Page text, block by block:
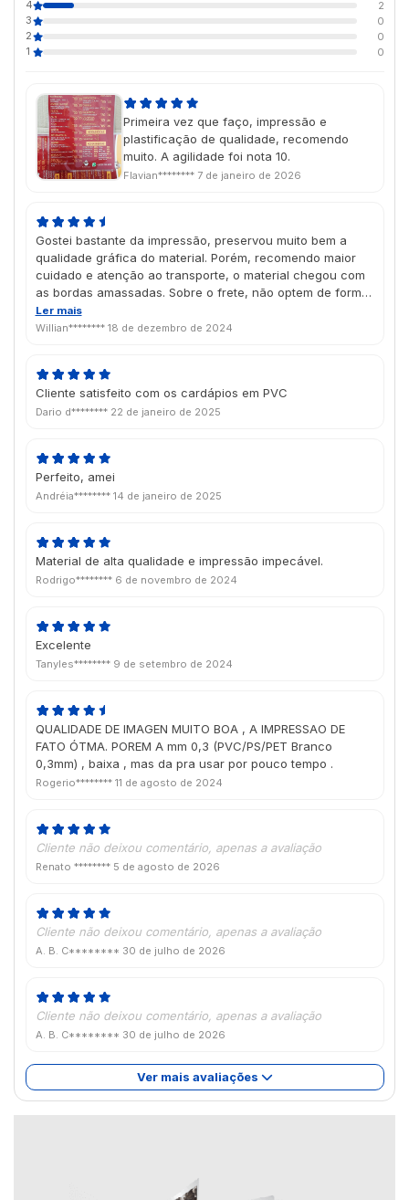
4
2
3
0
2
0
1
0
Primeira vez que faço, impressão e
plastificação de qualidade, recomendo
muito. A agilidade foi nota 10.
Flavian******** 7 de janeiro de 2026
Gostei bastante da impressão, preservou muito bem a
qualidade gráfica do material. Porém, recomendo maior
cuidado e atenção ao transporte, o material chegou com
as bordas amassadas. Sobre o frete, não optem de forma
alguma pela Jadlog, são PÉSSIMOS! Não cumprem o prazo
de envio, não atendem a nenhuma chamada e muito
Ler mais
Willian******** 18 de dezembro de 2024
Cliente satisfeito com os cardápios em PVC
Dario d******** 22 de janeiro de 2025
Perfeito, amei
Andréia******** 14 de janeiro de 2025
Material de alta qualidade e impressão impecável.
Rodrigo******** 6 de novembro de 2024
Excelente
Tanyles******** 9 de setembro de 2024
QUALIDADE DE IMAGEN MUITO BOA , A IMPRESSAO DE
FATO ÓTMA. POREM A mm 0,3 (PVC/PS/PET Branco
0,3mm) , baixa , mas da pra usar por pouco tempo .
Rogerio******** 11 de agosto de 2024
Cliente não deixou comentário, apenas a avaliação
Renato ******** 5 de agosto de 2026
Cliente não deixou comentário, apenas a avaliação
A. B. C******** 30 de julho de 2026
Cliente não deixou comentário, apenas a avaliação
A. B. C******** 30 de julho de 2026
Ver mais avaliações